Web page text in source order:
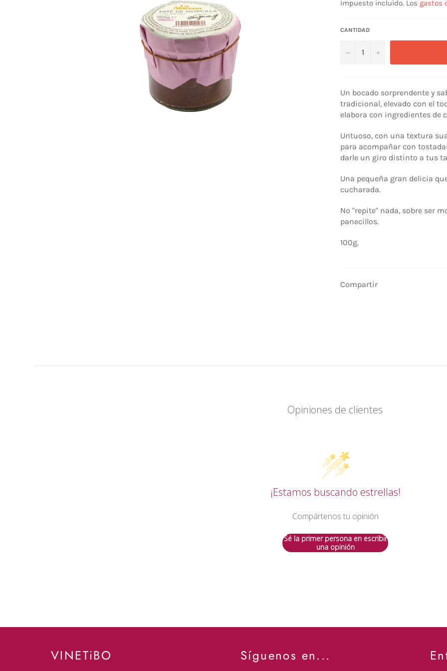
Impuesto incluido. Los gastos
CANTIDAD
− +
Un bocado sorprendente y
tradicional, elevado con el
elabora con ingredientes de
Untuoso, con una textura
para acompañar con
darle un giro distinto a tus
Una pequeña gran delicia
cucharada.
No "repite" nada, sobre ser
panecillos.
100g.
Compartir
Opiniones de clientes
¡Estamos buscando estrellas!
Compártenos tu opinión
Sé la primer persona en escribir
una opinión
VINETiBO Síguenos en...